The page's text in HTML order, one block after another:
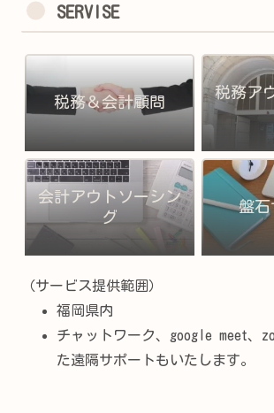
SERVISE
税務＆会計顧問
税務ア
会計アウトソーシン
グ
盤石
（サービス提供範囲）
福岡県内
チャットワーク、google meet、
た遠隔サポートもいたします。